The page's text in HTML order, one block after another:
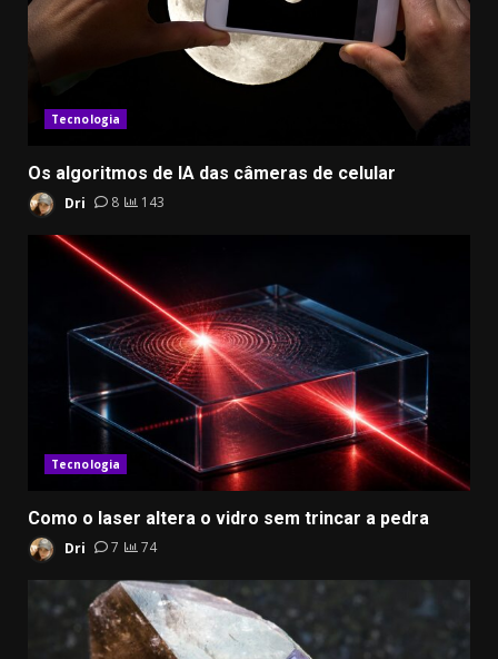
Tecnologia
Os algoritmos de IA das câmeras de celular
Dri 8 143
Tecnologia
Como o laser altera o vidro sem trincar a pedra
Dri 7 74